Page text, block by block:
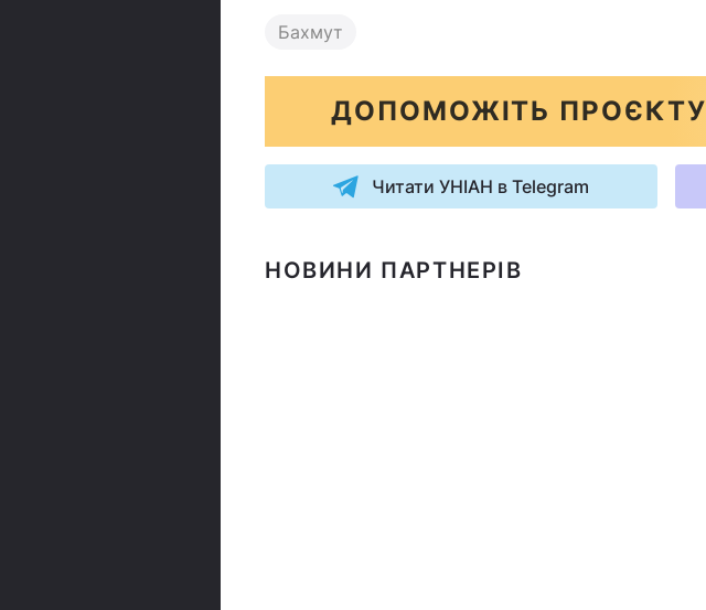
Бахмут
ДОПОМОЖІТЬ ПРОЄКТУ
Читати УНІАН в Telegram
НОВИНИ ПАРТНЕРІВ